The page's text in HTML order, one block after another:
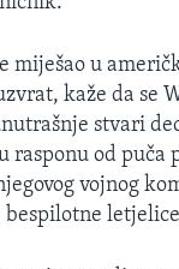
miješao u
kaže da se
stvari
rasponu od
vojnog